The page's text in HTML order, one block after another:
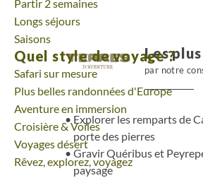
Partir 2 semaines
Longs séjours
Saisons
Quel style de voyage ?
Safari sur mesure
Plus belles randonnées d'Europe
Aventure en immersion
Croisière & Voiles
Voyages désert
Rêvez, explorez, voyagez
d’histoire.
Les
par notre
Explorer les remparts de
porte des pierres
Gravir Quéribus et
paysage